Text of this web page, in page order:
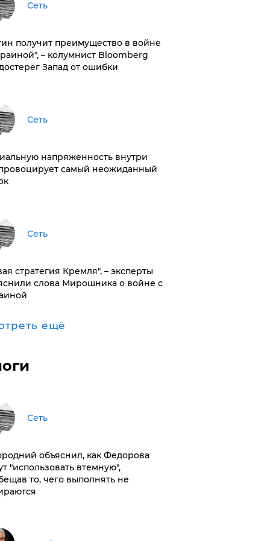
Сеть
получит преимущество в войне
– колумнист Bloomberg
Запад от ошибки
Сеть
напряженность внутри
самый неожиданный
Сеть
стратегия Кремля", – эксперты
слова Мирошника о войне с
ещё
Сеть
объяснил, как Федорова
"использовать втемную",
то, чего выполнять не